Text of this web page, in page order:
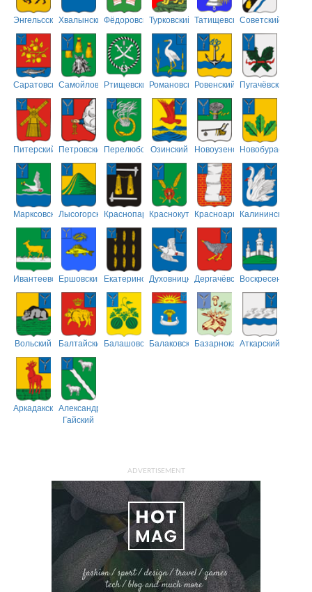
ЭнгельсскийХвалынскийФёдоровскийТурковский ТатищевскийСоветский
СаратовскийСамойловскийРтищевскийРомановскийРовенский Пугачёвский
Питерский ПетровскийПерелюбскийОзинский НовоузенскийНовобурасский
МарксовскийЛысогорскийКраснопартизанский
КраснокутскийКрасноармейский
Калининский
ИвантеевскийЕршовский ЕкатериновскийДуховницкийДергачёвскийВоскресенский
Вольский БалтайскийБалашовскийБалаковскийБазарнокарабулакский
Аткарский
АркадакскийАлександрово-
Гайский
ADVERTISEMENT